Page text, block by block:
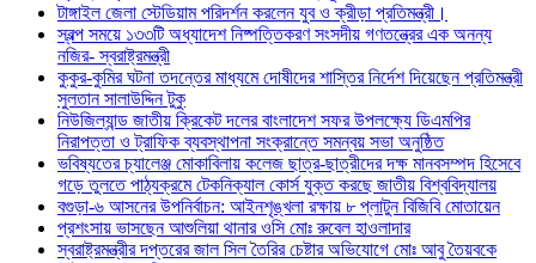
টাঙ্গাইল জেলা স্টেডিয়াম পরিদর্শন করলেন যুব ও ক্রীড়া প্রতিমন্ত্রী।
স্বল্প সময়ে ১৩৩টি অধ্যাদেশ নিষ্পত্তিকরণ সংসদীয় গণতন্ত্রের এক অনন্য
নজির- স্বরাষ্ট্রমন্ত্রী
কুকুর-কুমির ঘটনা তদন্তের মাধ্যমে দোষীদের শাস্তির নির্দেশ দিয়েছেন প্রতিমন্ত্রী
সুলতান সালাউদ্দিন টুকু
নিউজিল্যান্ড জাতীয় ক্রিকেট দলের বাংলাদেশ সফর উপলক্ষ্যে ডিএমপির
নিরাপত্তা ও ট্রাফিক ব্যবস্থাপনা সংক্রান্তে সমন্বয় সভা অনুষ্ঠিত
ভবিষ্যতের চ্যালেঞ্জ মোকাবিলায় কলেজ ছাত্র-ছাত্রীদের দক্ষ মানবসম্পদ হিসেবে
গড়ে তুলতে পাঠ্যক্রমে টেকনিক্যাল কোর্স যুক্ত করছে জাতীয় বিশ্ববিদ্যালয়
বগুড়া-৬ আসনের উপনির্বাচন: আইনশৃঙ্খলা রক্ষায় ৮ প্লাটুন বিজিবি মোতায়েন
প্রশংসায় ভাসছেন আশুলিয়া থানার ওসি মোঃ রুবেল হাওলাদার
স্বরাষ্ট্রমন্ত্রীর দপ্তরের জাল সিল তৈরির চেষ্টার অভিযোগে মোঃ আবু তৈয়বকে